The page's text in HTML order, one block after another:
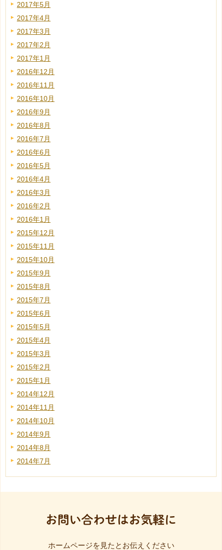
2017年5月
2017年4月
2017年3月
2017年2月
2017年1月
2016年12月
2016年11月
2016年10月
2016年9月
2016年8月
2016年7月
2016年6月
2016年5月
2016年4月
2016年3月
2016年2月
2016年1月
2015年12月
2015年11月
2015年10月
2015年9月
2015年8月
2015年7月
2015年6月
2015年5月
2015年4月
2015年3月
2015年2月
2015年1月
2014年12月
2014年11月
2014年10月
2014年9月
2014年8月
2014年7月
お問い合わせはお気軽に
ホームページを見たとお伝えください